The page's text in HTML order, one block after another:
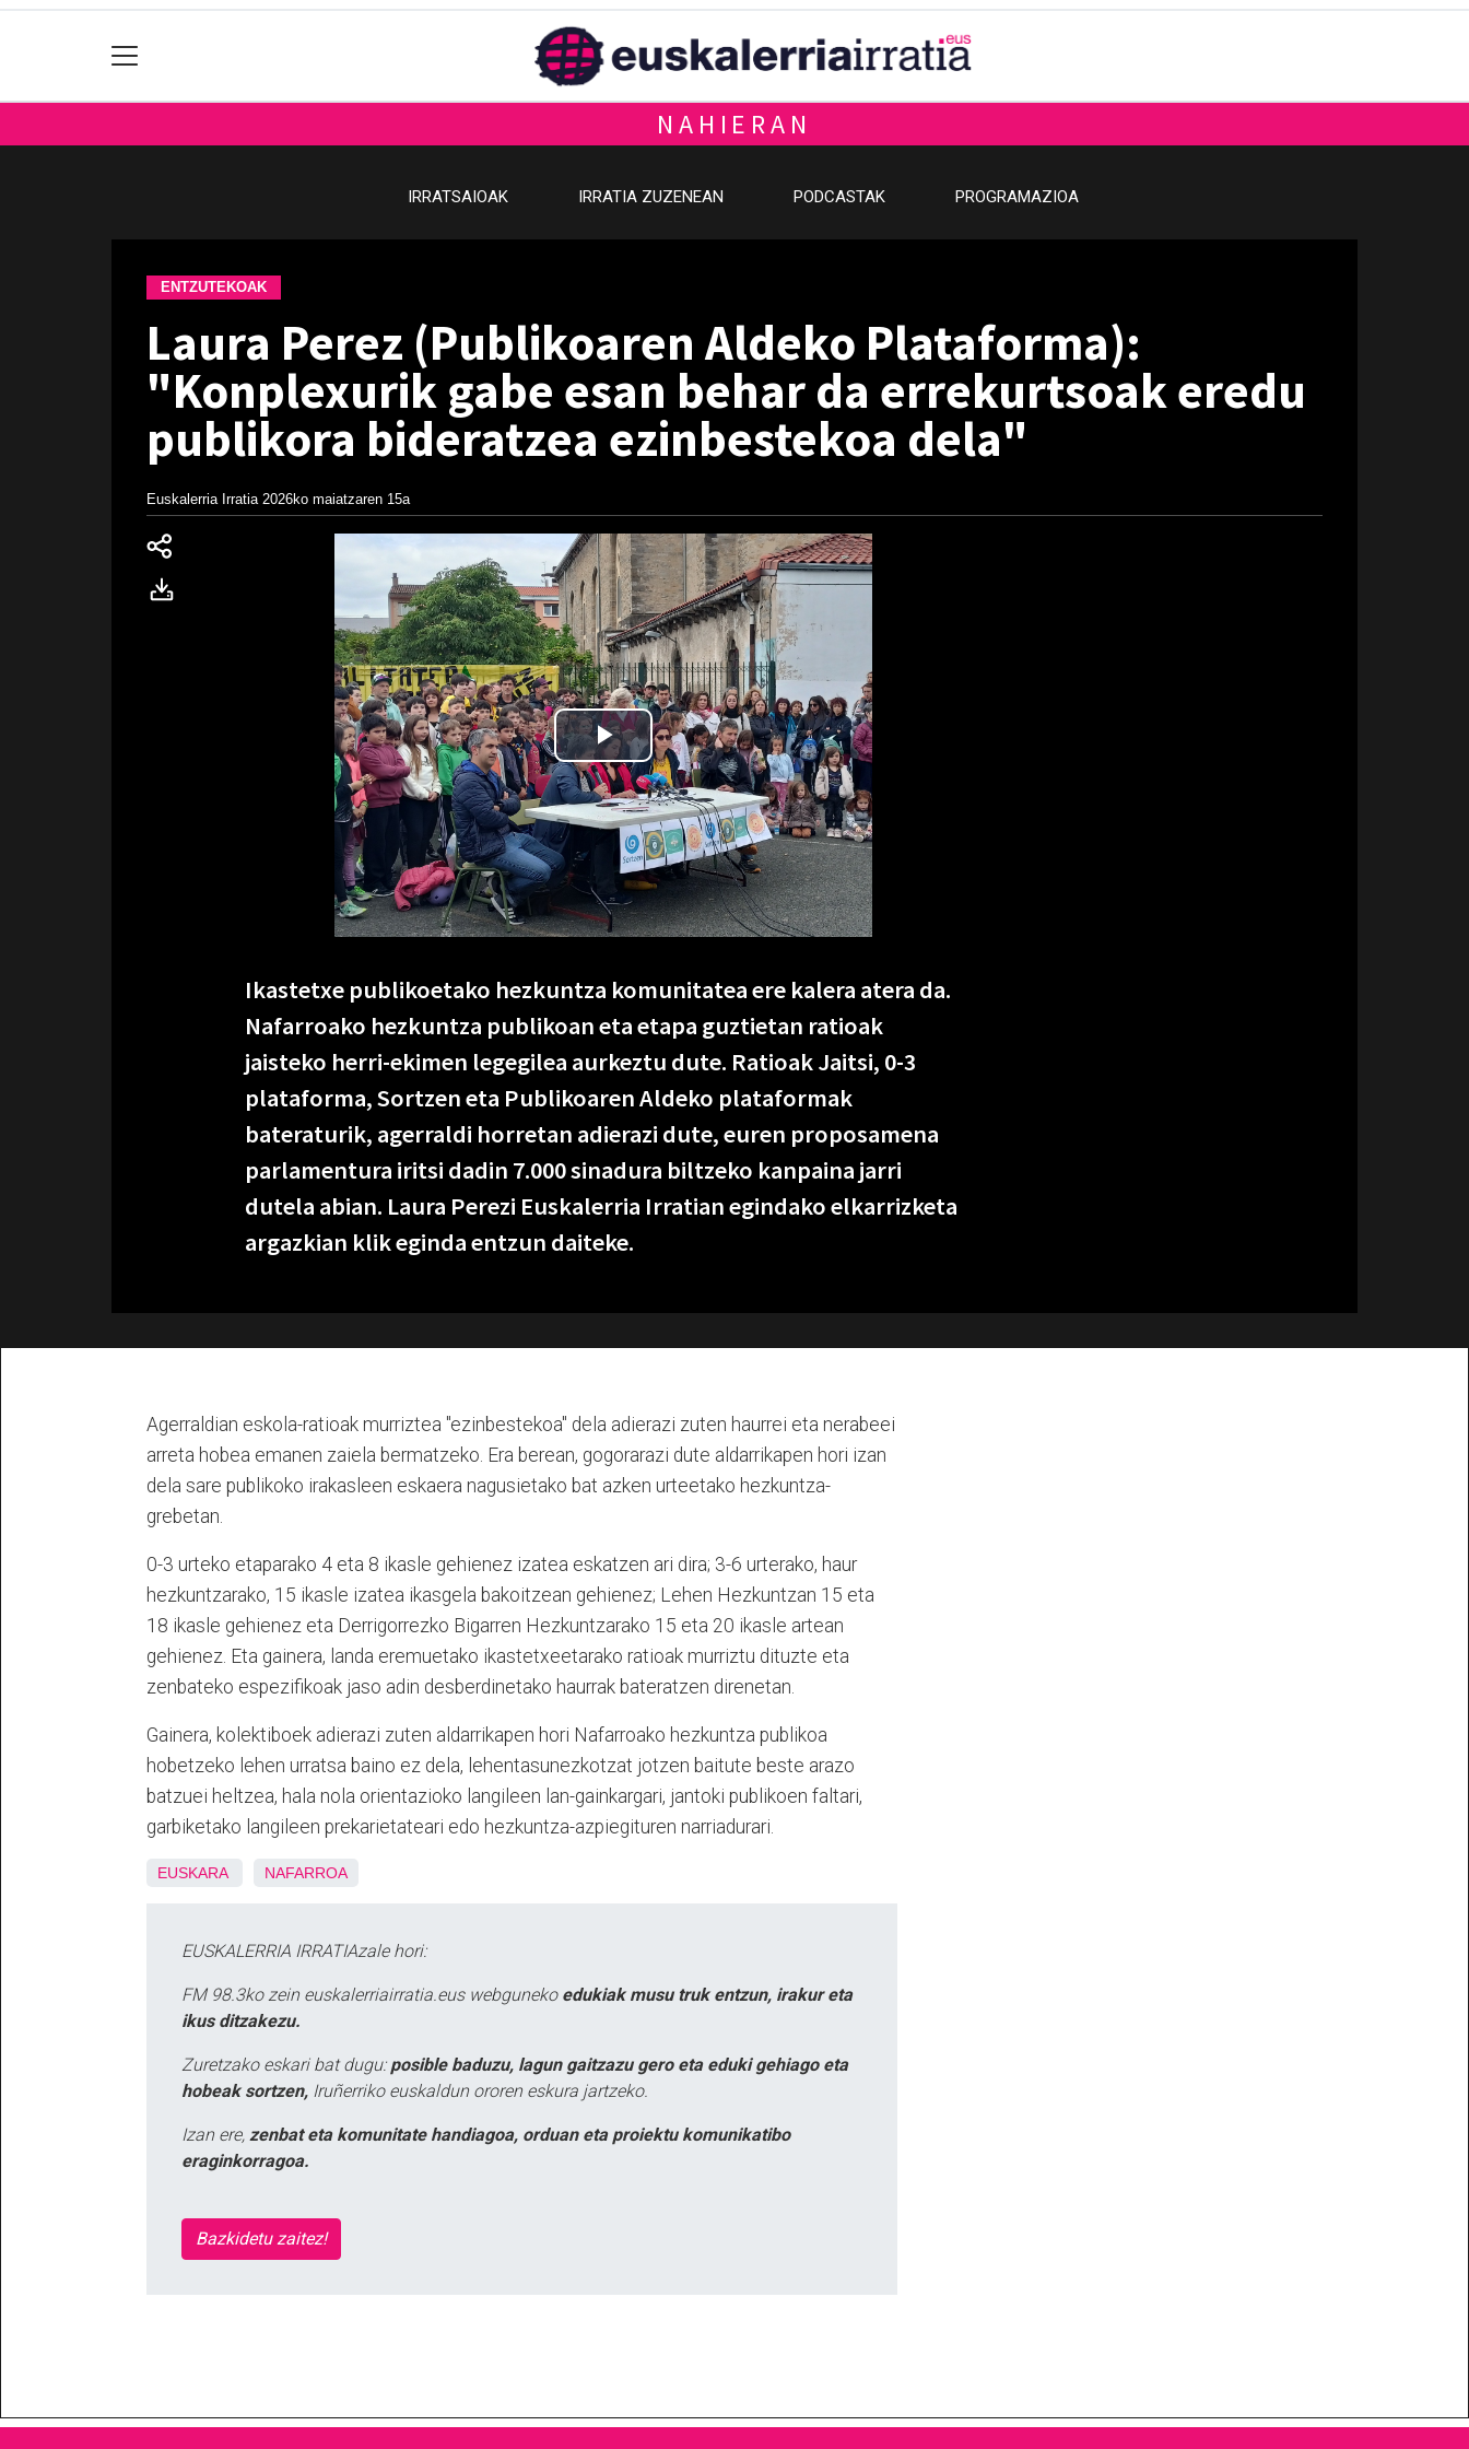
NAHIERAN
IRRATSAIOAK IRRATIA ZUZENEAN PODCASTAK PROGRAMAZIOA
ENTZUTEKOAK
Laura Perez (Publikoaren Aldeko Plataforma):
"Konplexurik gabe esan behar da errekurtsoak eredu
publikora bideratzea ezinbestekoa dela"
Euskalerria Irratia 2026ko maiatzaren 15a
Ikastetxe publikoetako hezkuntza komunitatea ere kalera atera da.
Nafarroako hezkuntza publikoan eta etapa guztietan ratioak
jaisteko herri-ekimen legegilea aurkeztu dute. Ratioak Jaitsi, 0-3
plataforma, Sortzen eta Publikoaren Aldeko plataformak
bateraturik, agerraldi horretan adierazi dute, euren proposamena
parlamentura iritsi dadin 7.000 sinadura biltzeko kanpaina jarri
dutela abian. Laura Perezi Euskalerria Irratian egindako elkarrizketa
argazkian klik eginda entzun daiteke.
Agerraldian eskola-ratioak murriztea "ezinbestekoa" dela adierazi zuten haurrei eta nerabeei
arreta hobea emanen zaiela bermatzeko. Era berean, gogorarazi dute aldarrikapen hori izan
dela sare publikoko irakasleen eskaera nagusietako bat azken urteetako hezkuntza-
grebetan.
0-3 urteko etaparako 4 eta 8 ikasle gehienez izatea eskatzen ari dira; 3-6 urterako, haur
hezkuntzarako, 15 ikasle izatea ikasgela bakoitzean gehienez; Lehen Hezkuntzan 15 eta
18 ikasle gehienez eta Derrigorrezko Bigarren Hezkuntzarako 15 eta 20 ikasle artean
gehienez. Eta gainera, landa eremuetako ikastetxeetarako ratioak murriztu dituzte eta
zenbateko espezifikoak jaso adin desberdinetako haurrak bateratzen direnetan.
Gainera, kolektiboek adierazi zuten aldarrikapen hori Nafarroako hezkuntza publikoa
hobetzeko lehen urratsa baino ez dela, lehentasunezkotzat jotzen baitute beste arazo
batzuei heltzea, hala nola orientazioko langileen lan-gainkargari, jantoki publikoen faltari,
garbiketako langileen prekarietateari edo hezkuntza-azpiegituren narriadurari.
EUSKARA NAFARROA
EUSKALERRIA IRRATIAzale hori:
FM 98.3ko zein euskalerriairratia.eus webguneko edukiak musu truk entzun, irakur eta
ikus ditzakezu.
Zuretzako eskari bat dugu: posible baduzu, lagun gaitzazu gero eta eduki gehiago eta
hobeak sortzen, Iruñerriko euskaldun ororen eskura jartzeko.
Izan ere, zenbat eta komunitate handiagoa, orduan eta proiektu komunikatibo
eraginkorragoa.
Bazkidetu zaitez!